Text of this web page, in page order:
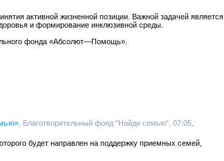
активной жизненной позиции. Важной задачей является
и формирование инклюзивной среды.
фонда «Абсолют—Помощь».
, Благотворительный фонд "Найди семью", 07:05,
будет направлен на поддержку приемных семей,